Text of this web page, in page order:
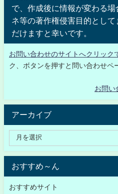
で、作成後に情報が変わる
ネ等の著作権侵害目的とし
だけますと幸いです。
お問い合わせのサイトへクリック
ク、ボタンを押すと問い合わせペ
お問い
アーカイブ
おすすめ～ん
おすすめサイト